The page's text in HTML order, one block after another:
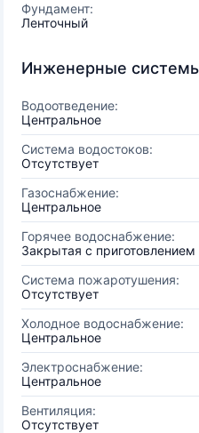
Фундамент:
Ленточный
Инженерные
Водоотведение:
Центральное
Система водостоков:
Отсутствует
Газоснабжение:
Центральное
Горячее водоснабжение:
Закрытая с
Система пожаротушения:
Отсутствует
Холодное водоснабжение:
Центральное
Электроснабжение:
Центральное
Вентиляция:
Отсутствует